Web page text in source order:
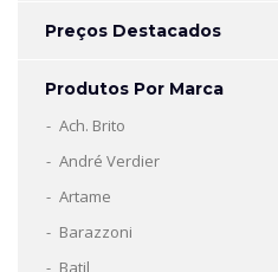
Preços Destacados
Produtos Por Marca
Ach. Brito
André Verdier
Artame
Barazzoni
Batil